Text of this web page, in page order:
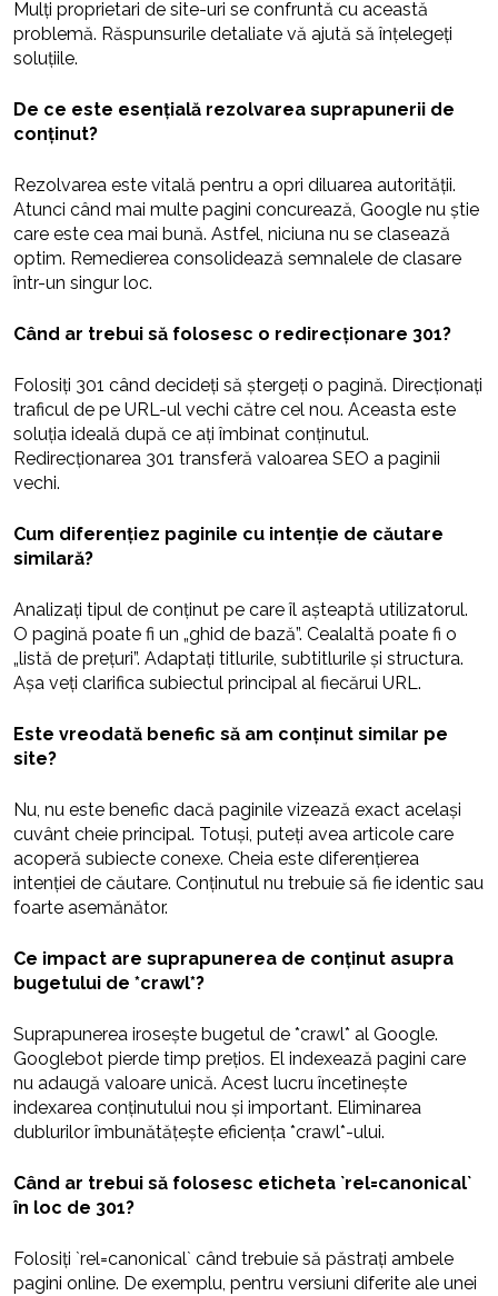
Mulți proprietari de site-uri se confruntă cu această
problemă. Răspunsurile detaliate vă ajută să înțelegeți
soluțiile.
De ce este esențială rezolvarea suprapunerii de
conținut?
Rezolvarea este vitală pentru a opri diluarea autorității.
Atunci când mai multe pagini concurează, Google nu știe
care este cea mai bună. Astfel, niciuna nu se clasează
optim. Remedierea consolidează semnalele de clasare
într-un singur loc.
Când ar trebui să folosesc o redirecționare 301?
Folosiți 301 când decideți să ștergeți o pagină. Direcționați
traficul de pe URL-ul vechi către cel nou. Aceasta este
soluția ideală după ce ați îmbinat conținutul.
Redirecționarea 301 transferă valoarea SEO a paginii
vechi.
Cum diferențiez paginile cu intenție de căutare
similară?
Analizați tipul de conținut pe care îl așteaptă utilizatorul.
O pagină poate fi un „ghid de bază”. Cealaltă poate fi o
„listă de prețuri”. Adaptați titlurile, subtitlurile și structura.
Așa veți clarifica subiectul principal al fiecărui URL.
Este vreodată benefic să am conținut similar pe
site?
Nu, nu este benefic dacă paginile vizează exact același
cuvânt cheie principal. Totuși, puteți avea articole care
acoperă subiecte conexe. Cheia este diferențierea
intenției de căutare. Conținutul nu trebuie să fie identic sau
foarte asemănător.
Ce impact are suprapunerea de conținut asupra
bugetului de *crawl*?
Suprapunerea irosește bugetul de *crawl* al Google.
Googlebot pierde timp prețios. El indexează pagini care
nu adaugă valoare unică. Acest lucru încetinește
indexarea conținutului nou și important. Eliminarea
dublurilor îmbunătățește eficiența *crawl*-ului.
Când ar trebui să folosesc eticheta `rel=canonical`
în loc de 301?
Folosiți `rel=canonical` când trebuie să păstrați ambele
pagini online. De exemplu, pentru versiuni diferite ale unei